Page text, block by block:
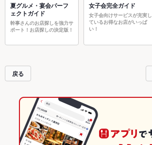
夏グルメ・宴会パーフ
ェクトガイド
幹事さんのお店探しを強力サ
ポート！お店探しの決定版！
女子会完全ガイド
女子会向けサービスが充実し
ているお得なお店がいっぱ
い！
戻る